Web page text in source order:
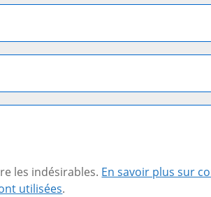
les indésirables. En savoir plus sur
utilisées.